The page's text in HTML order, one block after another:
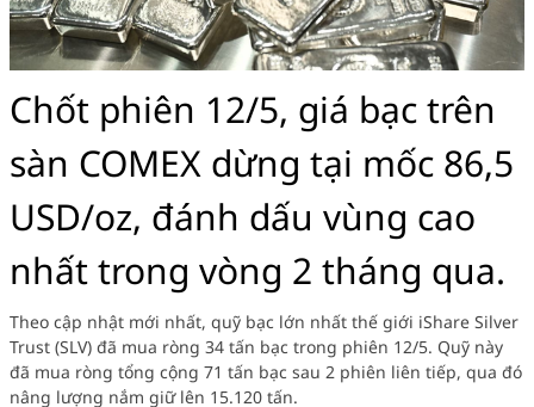
Chốt phiên 12/5, giá bạc trên
sàn COMEX dừng tại mốc 86,5
USD/oz, đánh dấu vùng cao
nhất trong vòng 2 tháng qua.
Theo cập nhật mới nhất, quỹ bạc lớn nhất thế giới iShare Silver
Trust (SLV) đã mua ròng 34 tấn bạc trong phiên 12/5. Quỹ này
đã mua ròng tổng cộng 71 tấn bạc sau 2 phiên liên tiếp, qua đó
nâng lượng nắm giữ lên 15.120 tấn.